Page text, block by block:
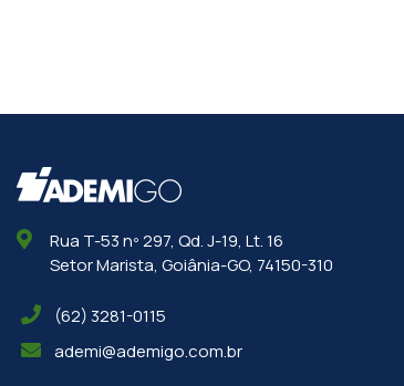
Rua T-53 nº 297, Qd. J-19, Lt. 16
Setor Marista, Goiânia-GO, 74150-310
(62) 3281-0115
ademi@ademigo.com.br